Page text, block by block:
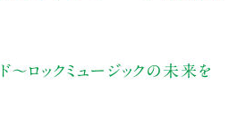
～ロックミュージックの未来を